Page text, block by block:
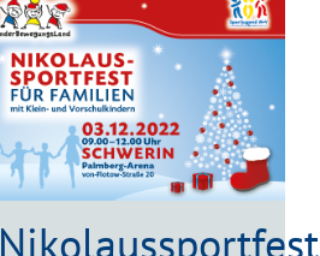
Nikolaussportfest